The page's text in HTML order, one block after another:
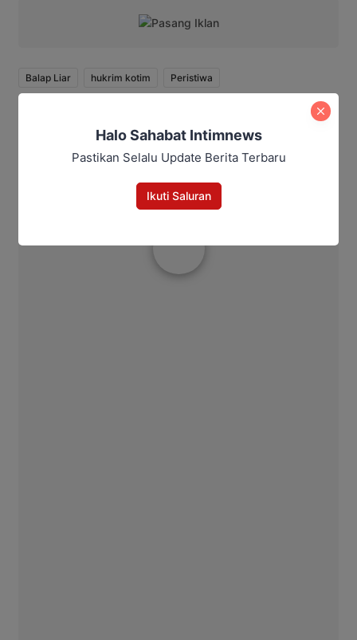
Balap Liar hukrim kotim Peristiwa
Halo Sahabat Intimnews
Pastikan Selalu Update Berita Terbaru
Ikuti Saluran